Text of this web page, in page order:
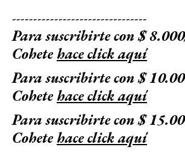
--------------------------------
Para suscribirte con $
Cohetehace click aquí
Para suscribirte con $
Cohetehace click aquí
Para suscribirte con $
Cohetehace click aquí